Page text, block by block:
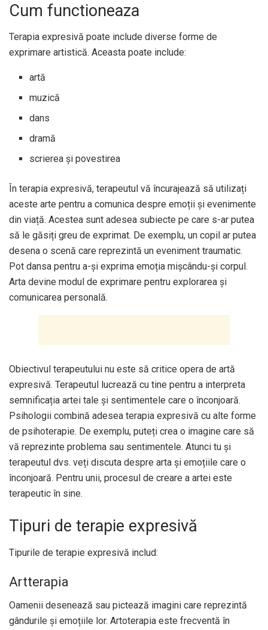
Cum functioneaza
Terapia expresivă poate include diverse forme de
exprimare artistică. Aceasta poate include:
artă
muzică
dans
dramă
scrierea și povestirea
În terapia expresivă, terapeutul vă încurajează să utilizați
aceste arte pentru a comunica despre emoții și evenimente
din viață. Acestea sunt adesea subiecte pe care s-ar putea
să le găsiți greu de exprimat. De exemplu, un copil ar putea
desena o scenă care reprezintă un eveniment traumatic.
Pot dansa pentru a-și exprima emoția mișcându-și corpul.
Arta devine modul de exprimare pentru explorarea și
comunicarea personală.
Obiectivul terapeutului nu este să critice opera de artă
expresivă. Terapeutul lucrează cu tine pentru a interpreta
semnificația artei tale și sentimentele care o înconjoară.
Psihologii combină adesea terapia expresivă cu alte forme
de psihoterapie. De exemplu, puteți crea o imagine care să
vă reprezinte problema sau sentimentele. Atunci tu și
terapeutul dvs. veți discuta despre arta și emoțiile care o
înconjoară. Pentru unii, procesul de creare a artei este
terapeutic în sine.
Tipuri de terapie expresivă
Tipurile de terapie expresivă includ:
Artterapia
Oamenii desenează sau pictează imagini care reprezintă
gândurile și emoțiile lor. Artoterapia este frecventă în